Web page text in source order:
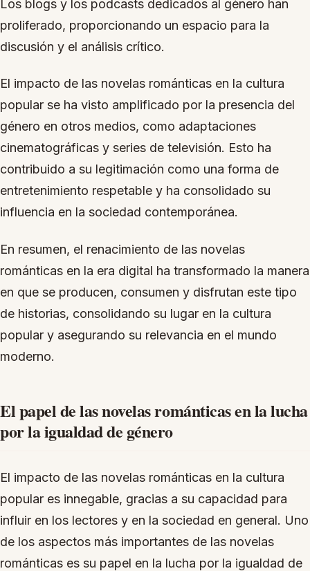
Los blogs y los podcasts dedicados al género han
proliferado, proporcionando un espacio para la
discusión y el análisis crítico.
El impacto de las novelas románticas en la cultura
popular se ha visto amplificado por la presencia del
género en otros medios, como adaptaciones
cinematográficas y series de televisión. Esto ha
contribuido a su legitimación como una forma de
entretenimiento respetable y ha consolidado su
influencia en la sociedad contemporánea.
En resumen, el renacimiento de las novelas
románticas en la era digital ha transformado la manera
en que se producen, consumen y disfrutan este tipo
de historias, consolidando su lugar en la cultura
popular y asegurando su relevancia en el mundo
moderno.
El papel de las novelas románticas en la lucha
por la igualdad de género
El impacto de las novelas románticas en la cultura
popular es innegable, gracias a su capacidad para
influir en los lectores y en la sociedad en general. Uno
de los aspectos más importantes de las novelas
románticas es su papel en la lucha por la igualdad de